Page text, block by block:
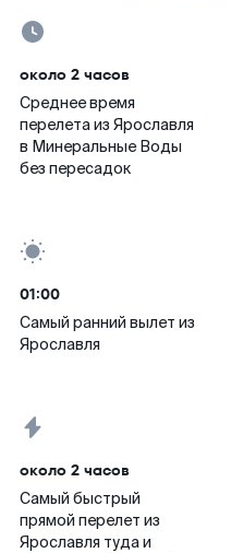
около 2 часов
Среднее время
перелета из Ярославля
в Минеральные Воды
без пересадок
01:00
Самый ранний вылет из
Ярославля
около 2 часов
Самый быстрый
прямой перелет из
Ярославля туда и